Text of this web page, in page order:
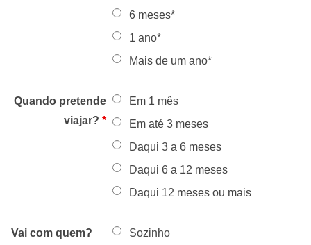
6 meses*
1 ano*
Mais de um ano*
Quando pretende
viajar?*
Em 1 mês
Em até 3 meses
Daqui 3 a 6 meses
Daqui 6 a 12 meses
Daqui 12 meses ou mais
Vai com quem?
Sozinho